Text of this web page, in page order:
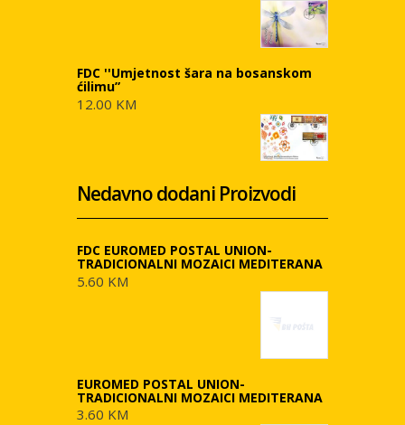
FDC ''Umjetnost šara na bosanskom
ćilimu”
12.00 KM
Nedavno dodani Proizvodi
FDC EUROMED POSTAL UNION-
TRADICIONALNI MOZAICI MEDITERANA
5.60 KM
EUROMED POSTAL UNION-
TRADICIONALNI MOZAICI MEDITERANA
3.60 KM